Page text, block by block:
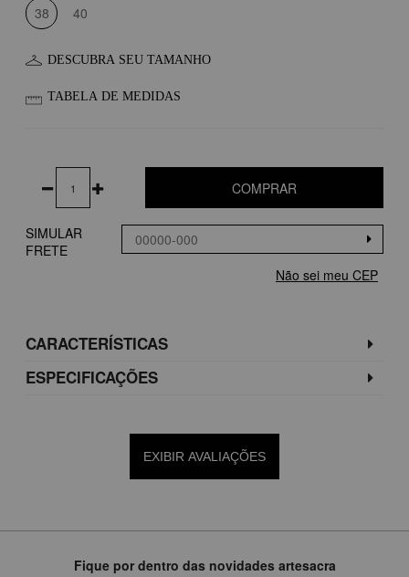
38 40
DESCUBRA SEU TAMANHO
TABELA DE MEDIDAS
COMPRAR
SIMULAR
FRETE
Não sei meu CEP
CARACTERÍSTICAS
ESPECIFICAÇÕES
EXIBIR AVALIAÇÕES
Fique por dentro das novidades artesacra